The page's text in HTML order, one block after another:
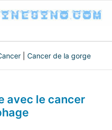
Cancer de la gorge
avec le cancer